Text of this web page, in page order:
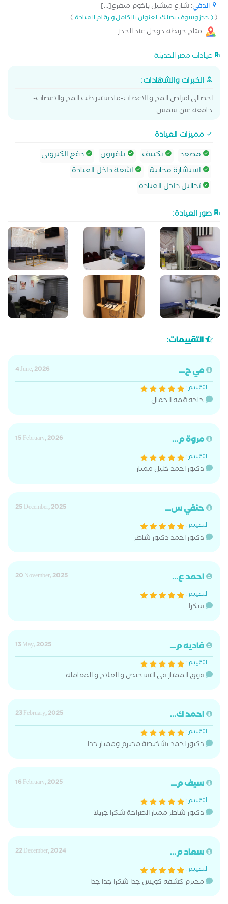
الدقي: شارع ميشيل باخوم متفرع[...]
((احجز وسوف يصلك العنوان بالكامل وارقام العيادة)
متاح خريطة جوجل عند الحجز
عيادات مصر الحديثة
الخبرات والشهادات:
اخصائى امراض المخ و الاعصاب-ماجستير طب المخ والاعصاب-
جامعة عين شمس.
مميزات العيادة
مصعد
تكييف تلفزيون
دفع الكتروني
استشارة مجانية
اشعة داخل العيادة
تحاليل داخل العيادة
صور العيادة:
التقييمات:
مي ح...
4 June, 2026
التقييم :
حاجه قمه الجمال
مروة م...
15 February, 2026
التقييم :
دكتور احمد خليل ممتاز
حنفي س...
25 December, 2025
التقييم :
دكتور احمد دكتور شاطر
احمد ع...
20 November, 2025
التقييم :
شكرا
فاديه م...
13 May, 2025
التقييم :
فوق الممتاز فى التشخيص و العلاج و المعامله
احمد ك...
23 February, 2025
التقييم :
دكتور احمد تشخيصة محترم وممتاز جدا
سيف م...
16 February, 2025
التقييم :
دكتور شاطر ممتاز الصراحة شكرا جزيلا
سعاد م...
22 December, 2024
التقييم :
محترم كشفه كويس جدا شكرا جدا جدا